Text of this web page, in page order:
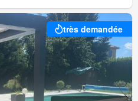
très demandée